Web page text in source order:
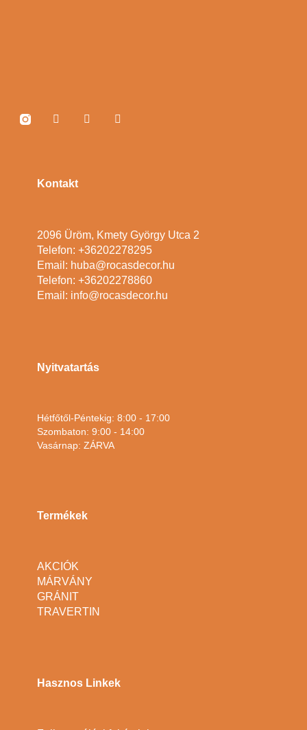
Kontakt
2096 Üröm, Kmety György Utca 2
Telefon: +36202278295
Email: huba@rocasdecor.hu
Telefon: +36202278860
Email: info@rocasdecor.hu
Nyitvatartás
Hétfőtől-Péntekig: 8:00 - 17:00
Szombaton: 9:00 - 14:00
Vasárnap: ZÁRVA
Termékek
AKCIÓK
MÁRVÁNY
GRÁNIT
TRAVERTIN
Hasznos Linkek